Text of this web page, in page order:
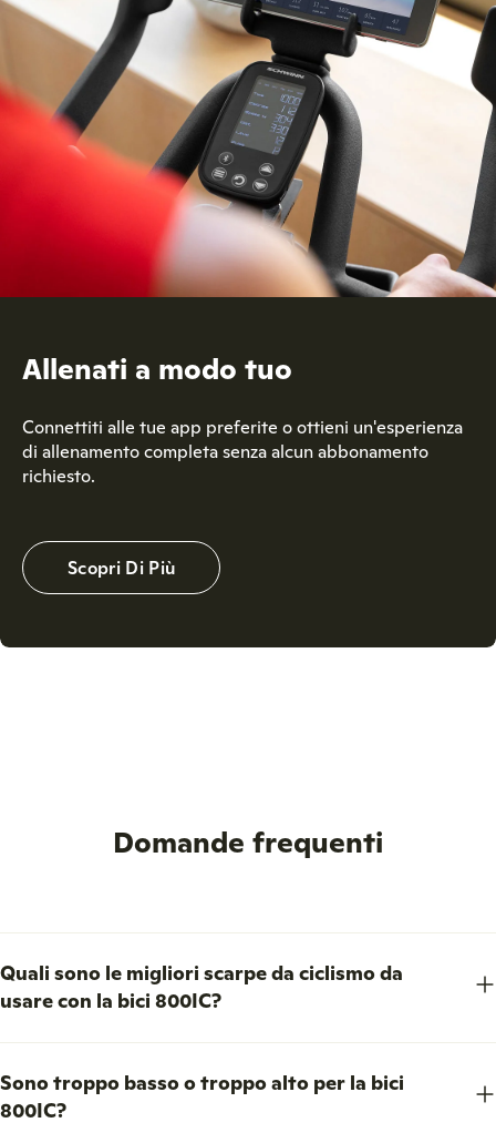
Allenati a modo tuo
Connettiti alle tue app preferite o ottieni un'esperienza
di allenamento completa senza alcun abbonamento
richiesto.
Scopri Di Più
Domande frequenti
Quali sono le migliori scarpe da ciclismo da
usare con la bici 800IC?
Sono troppo basso o troppo alto per la bici
800IC?